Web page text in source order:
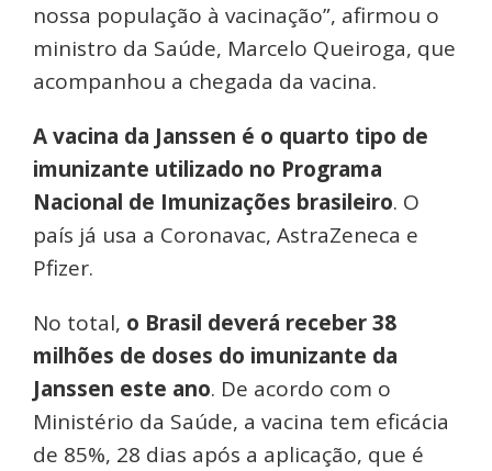
nossa população à vacinação”, afirmou o
ministro da Saúde, Marcelo Queiroga, que
acompanhou a chegada da vacina.
A vacina da Janssen é o quarto tipo de
imunizante utilizado no Programa
Nacional de Imunizações brasileiro. O
país já usa a Coronavac, AstraZeneca e
Pfizer.
No total, o Brasil deverá receber 38
milhões de doses do imunizante da
Janssen este ano. De acordo com o
Ministério da Saúde, a vacina tem eficácia
de 85%, 28 dias após a aplicação, que é